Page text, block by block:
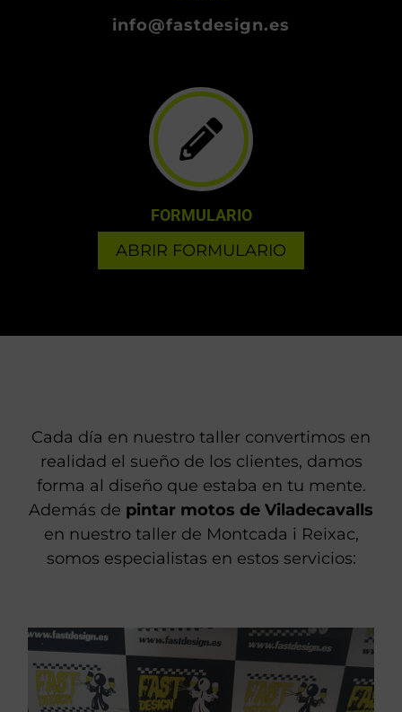
info@fastdesign.es
ABRIR FORMULARIO
Cada día en nuestro taller convertimos en
realidad el sueño de los clientes, damos
forma al diseño que estaba en tu mente.
somos especialistas en estos servicios: